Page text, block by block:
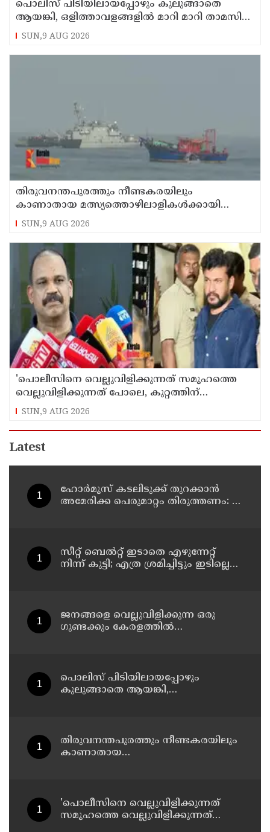
പൊലിസ് പിടിയിലായപ്പോഴും കുലുങ്ങാതെ
ആയങ്കി, ഒളിത്താവളങ്ങളില്‍ മാറി മാറി താമസിച്ച്
കണ്ണൂരിലെ ക്വട്ടേഷന്‍ നേതാവ്
SUN,9 AUG 2026
തിരുവനന്തപുരത്തും നീണ്ടകരയിലും
കാണാതായ മത്സ്യത്തൊഴിലാളികള്‍ക്കായി
തിരച്ചില്‍ പത്താം ദിവസത്തിലേക്ക്
SUN,9 AUG 2026
'പൊലീസിനെ വെല്ലുവിളിക്കുന്നത് സമൂഹത്തെ
വെല്ലുവിളിക്കുന്നത് പോലെ, കുറ്റത്തിന്
അനുസരിച്ച് ശിക്ഷ നല്‍കും':എഡിജിപി
SUN,9 AUG 2026
Latest
ഹോര്‍മൂസ് കടലിടുക്ക് തുറക്കാന്‍
അമേരിക്ക പെരുമാറ്റം തിരുത്തണം: 6
സീറ്റ് ബെല്‍റ്റ് ഇടാതെ എഴുന്നേറ്റ്
നിന്ന് കുട്ടി; എത്ര ശ്രമിച്ചിട്ടും ഇടില്ലെന്ന്
ജനങ്ങളെ വെല്ലുവിളിക്കുന്ന ഒരു
ഗുണ്ടക്കും കേരളത്തില്‍
പൊലിസ് പിടിയിലായപ്പോഴും
കുലുങ്ങാതെ ആയങ്കി,
തിരുവനന്തപുരത്തും നീണ്ടകരയിലും
കാണാതായ
'പൊലീസിനെ വെല്ലുവിളിക്കുന്നത്
സമൂഹത്തെ വെല്ലുവിളിക്കുന്നത്